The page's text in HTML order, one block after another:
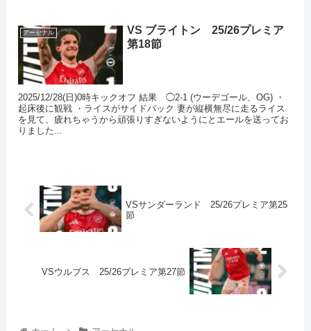
アーセナル
VS ブライトン 25/26プレミア
第18節
2025/12/28(日)0時キックオフ 結果 ◯2-1 (ウーデゴール、OG) ・
起床後に観戦 ・ライスがサイドバック 妻が縦横無尽に走るライス
を見て、疲れちゃうから頑張りすぎないようにとエールを送ってお
りました...
VSサンダーランド 25/26プレミア第25
節
VSウルブス 25/26プレミア第27節